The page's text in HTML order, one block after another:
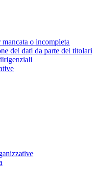
mancata o incompleta
dei dati da parte dei titolari